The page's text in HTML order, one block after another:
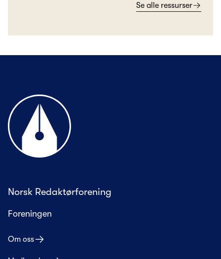
Se alle ressurser
Til forsiden
Norsk Redaktørforening
Foreningen
Om oss